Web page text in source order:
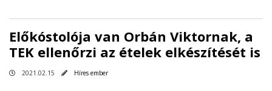
Előkóstolója van Orbán Viktornak, a
TEK ellenőrzi az ételek elkészítését is
2021.02.15 Híres ember